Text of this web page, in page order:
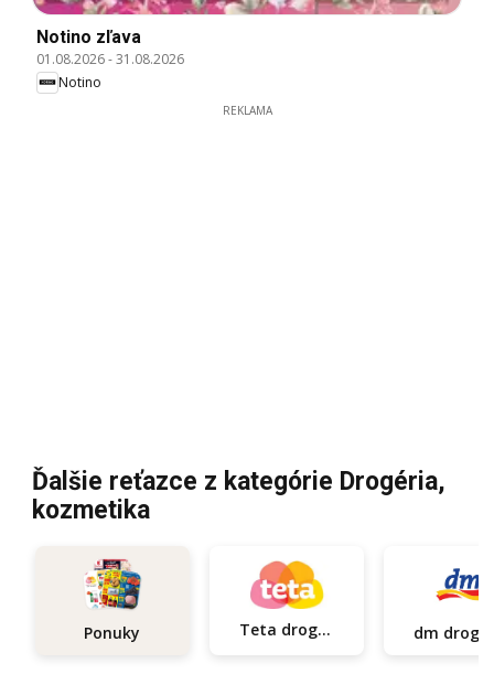
Notino zľava
01.08.2026-31.08.2026
Notino
REKLAMA
Ďalšie reťazce z kategórie Drogéria,
kozmetika
Ponuky Teta drogerie